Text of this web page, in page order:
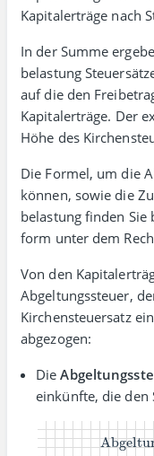
Kapitalerträge nach
In der Summe
belastung
auf die den
Kapitalerträge. Der
Höhe des
Die Formel, um die
können, sowie die
belastung finden
form unter dem
Von den
Abgeltungs­steuer,
Kirchen­steuer­satz
abgezogen:
Die
einkünfte, die den